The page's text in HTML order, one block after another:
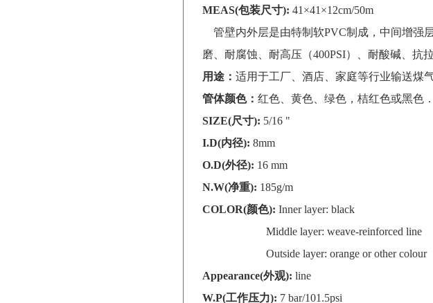
MEAS(包装尺寸):41×41×12cm/50m
管壁内外层是由特制软PVC制成，中间增强
磨、耐腐蚀、耐高压（400PSI）、耐酸碱、抗
用途：适用于工厂、酒店、家庭等行业输送煤
管体颜色：红色、黄色、绿色，桔红色或黑色．
SIZE(尺寸): 5/16 "
I.D(内径):8mm
O.D(外径): 16 mm
N.W(净重): 185g/m
COLOR(颜色):Inner layer: black
Middle layer: weave-reinforced line
Outside layer: orange or other colour
Appearance(外观): line
W.P(工作压力): 7 bar/101.5psi